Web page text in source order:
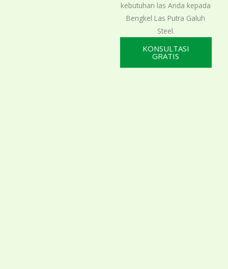
kebutuhan las Anda kepada
Bengkel Las Putra Galuh
Steel.
KONSULTASI
GRATIS